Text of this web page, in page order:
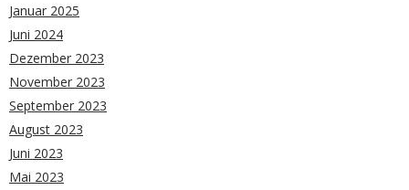
Januar 2025
Juni 2024
Dezember 2023
November 2023
September 2023
August 2023
Juni 2023
Mai 2023